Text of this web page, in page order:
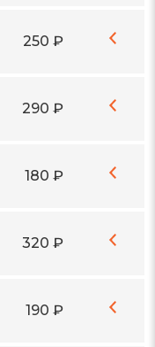
250 ₽
290 ₽
180 ₽
320 ₽
190 ₽